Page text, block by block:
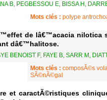
B, PEGBESSOU E, BISSA H,
Mots clés : polype
de lâ€™acacia nilotica
dâ€™halitose.
BENOIST F, FAYE B, SARR M,
Mots clés : composÃ©s
SÃ©nÃ©gal
et caractÃ©ristiques